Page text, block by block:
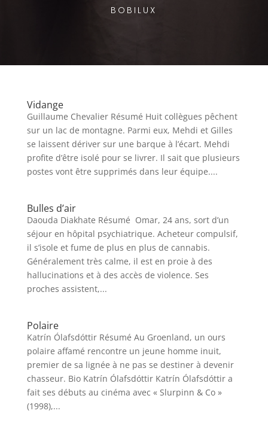
BOBILUX
Vidange
Guillaume Chevalier Résumé Huit collègues pêchent
sur un lac de montagne. Parmi eux, Mehdi et Gilles
se laissent dériver sur une barque à l’écart. Mehdi
profite d’être isolé pour se livrer. Il sait que plusieurs
postes vont être supprimés dans leur équipe....
Bulles d’air
Daouda Diakhate Résumé Omar, 24 ans, sort d’un
séjour en hôpital psychiatrique. Acheteur compulsif,
il s’isole et fume de plus en plus de cannabis.
Généralement très calme, il est en proie à des
hallucinations et à des accès de violence. Ses
proches assistent,...
Polaire
Katrín Ólafsdóttir Résumé Au Groenland, un ours
polaire affamé rencontre un jeune homme inuit,
premier de sa lignée à ne pas se destiner à devenir
chasseur. Bio Katrín Ólafsdóttir Katrín Ólafsdóttir a
fait ses débuts au cinéma avec « Slurpinn & Co »
(1998),...